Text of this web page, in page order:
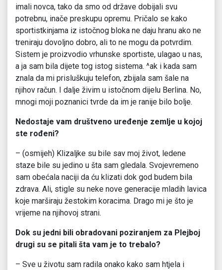
imali novca, tako da smo od države dobijali svu
potrebnu, inače preskupu opremu. Pričalo se kako
sportistkinjama iz istočnog bloka ne daju hranu ako ne
treniraju dovoljno dobro, ali to ne mogu da potvrdim.
Sistem je proizvodio vrhunske sportiste, ulagao u nas,
a ja sam bila dijete tog istog sistema. ^ak i kada sam
znala da mi prisluškuju telefon, zbijala sam šale na
njihov račun. I dalje živim u istočnom dijelu Berlina. No,
mnogi moji poznanici tvrde da im je ranije bilo bolje.
Nedostaje vam društveno uređenje zemlje u kojoj
ste rođeni?
– (osmijeh) Klizaljke su bile sav moj život, ledene
staze bile su jedino u šta sam gledala. Svojevremeno
sam obećala naciji da ću klizati dok god budem bila
zdrava. Ali, stigle su neke nove generacije mladih lavica
koje marširaju žestokim koracima. Drago mi je što je
vrijeme na njihovoj strani.
Dok su jedni bili obradovani poziranjem za Plejboj
drugi su se pitali šta vam je to trebalo?
– Sve u životu sam radila onako kako sam htjela i